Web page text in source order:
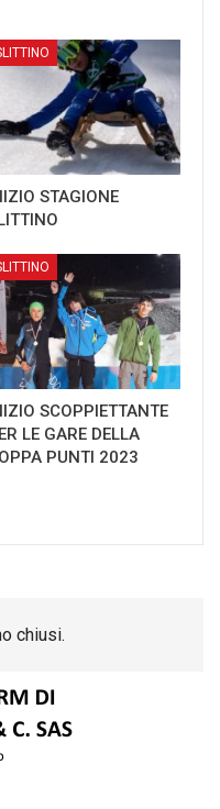
STAGIONE
SCOPPIETTANTE
LE GARE DELLA
PUNTI 2023
chiusi.